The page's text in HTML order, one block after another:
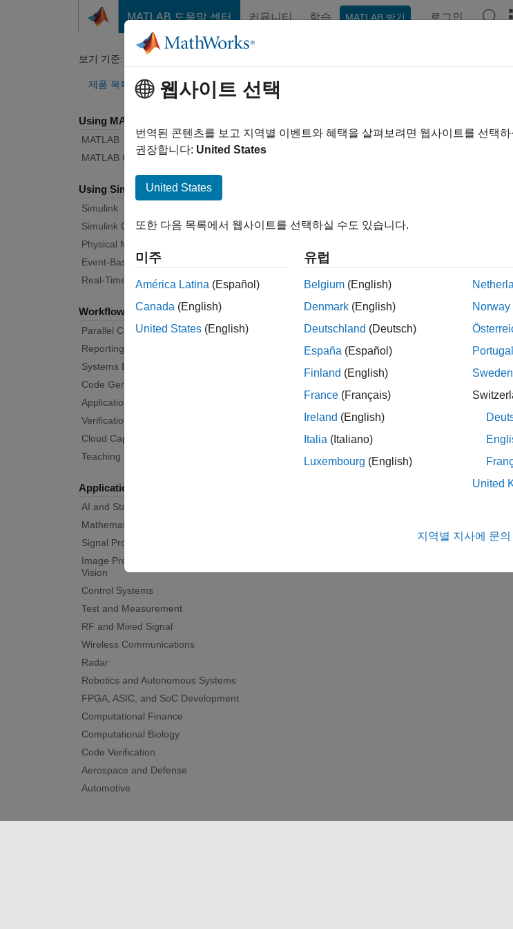
MATLAB 도움말 센터 커뮤니티 학습 MATLAB 받기 로그인
보기 기준:
제품 목록
Using MATLAB
MATLAB
MATLAB Copilot
Using Simulink
Simulink
Simulink Copilot
Physical Modeling
Event-Based Modeling
Real-Time Simulation and Testing
Workflows
Parallel Computing
Reporting and Database Access
Systems Engineering
Code Generation
Application Deployment
Verification, Validation, and Test
Cloud Capabilities
Teaching and Learning
Applications
AI and Statistics
Mathematics and Optimization
Signal Processing
Image Processing and Computer
Vision
Control Systems
Test and Measurement
RF and Mixed Signal
Wireless Communications
Radar
Robotics and Autonomous Systems
FPGA, ASIC, and SoC Development
Computational Finance
Computational Biology
Code Verification
Aerospace and Defense
Automotive
Simscape Multibody Link
Bug Reports | Bug Fixes
to Incompatibilities
Text Filter: Simscape Multibody Link Release
웹사이트 선택
번역된 콘텐츠를 보고 지역별 이벤트와 혜택을 살펴보려면 웹사이트를 선택
권장합니다: United States
United States
또한 다음 목록에서 웹사이트를 선택하실 수도 있습니다.
미주
América Latina (Español)
Canada (English)
United States (English)
유럽
Belgium (English)
Denmark (English)
Deutschland (Deutsch)
España (Español)
Finland (English)
France (Français)
Ireland (English)
Italia (Italiano)
Luxembourg (English)
Norway
Portugal
Sweden
United
지역별 지사에 문의